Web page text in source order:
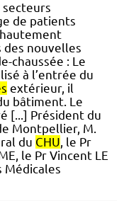
secteurs
de patients
des nouvelles
chaussée : Le
à l’entrée du
extérieur, il
bâtiment. Le
[...] Président du
Montpellier, M.
du CHU, le Pr
le Pr Vincent LE
Médicales